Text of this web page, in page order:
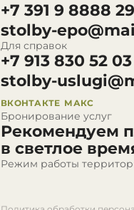
+7 391 9 8888 29
stolby-
Для справок
+7 913 830 52 03
stolby-
ВКОНТАКТЕ МАКС
Бронирование услуг
Рекомендуем
в светлое
Режим работы